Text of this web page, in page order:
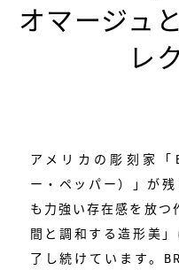
オマージュ
レ
アメリカの彫刻家
ー・ペッパー）」が
も力強い存在感を放
間と調和する造形美
了し続けています。